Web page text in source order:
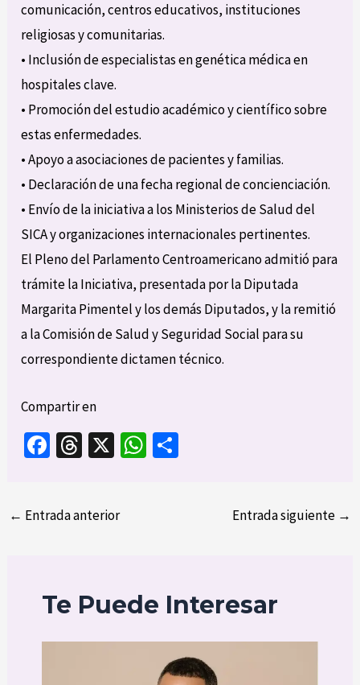
comunicación, centros educativos, instituciones
religiosas y comunitarias.
• Inclusión de especialistas en genética médica en
hospitales clave.
• Promoción del estudio académico y científico sobre
estas enfermedades.
• Apoyo a asociaciones de pacientes y familias.
• Declaración de una fecha regional de concienciación.
• Envío de la iniciativa a los Ministerios de Salud del
SICA y organizaciones internacionales pertinentes.
El Pleno del Parlamento Centroamericano admitió para
trámite la Iniciativa, presentada por la Diputada
Margarita Pimentel y los demás Diputados, y la remitió
a la Comisión de Salud y Seguridad Social para su
correspondiente dictamen técnico.
Compartir en
Fa
o
T
ds
X
W
← Entrada anterior Entrada siguiente →
Te Puede Interesar